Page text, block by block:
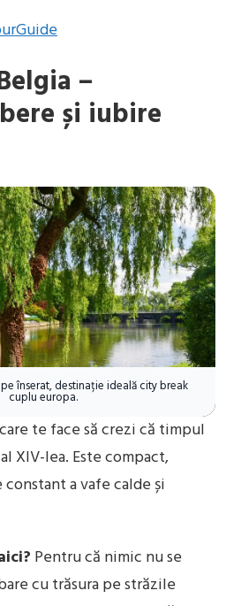
–
și iubire
înserat, destinație ideală city break
cuplu europa.
te face să crezi că timpul
XIV-lea. Este compact,
a vafe calde și
Pentru că nimic nu se
cu trăsura pe străzile